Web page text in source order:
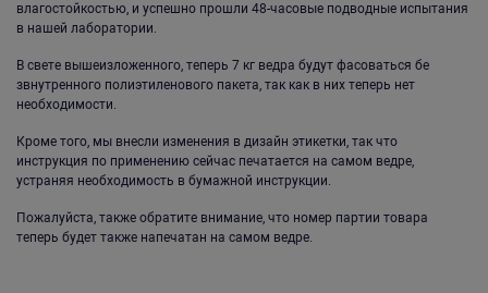
влагостойкостью, и успешно прошли 48-часовые подводные испытания
в нашей лаборатории.
В свете вышеизложенного, теперь 7 кг ведра будут фасоваться бе
звнутренного полиэтиленового пакета, так как в них теперь нет
необходимости.
Кроме того, мы внесли изменения в дизайн этикетки, так что
инструкция по применению сейчас печатается на самом ведре,
устраняя необходимость в бумажной инструкции.
Пожалуйста, также обратите внимание, что номер партии товара
теперь будет также напечатан на самом ведре.